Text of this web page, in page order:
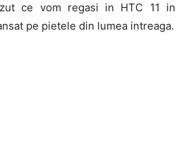
ce vom regasi in HTC 11 in
pe pietele din lumea intreaga.